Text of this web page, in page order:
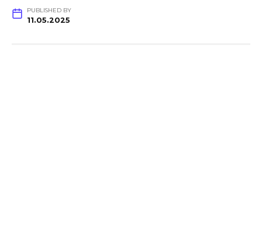
PUBLISHED BY
11.05.2025